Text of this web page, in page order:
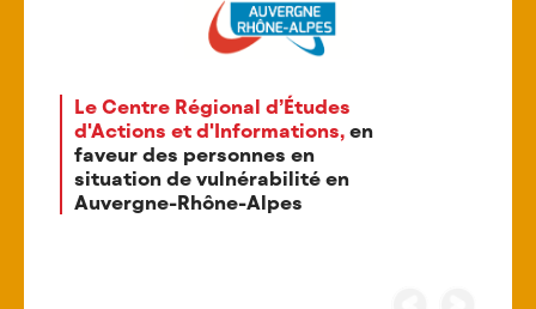
Le Centre Régional d’Études
d'Actions et d'Informations, en
faveur des personnes en
situation de vulnérabilité en
Auvergne-Rhône-Alpes